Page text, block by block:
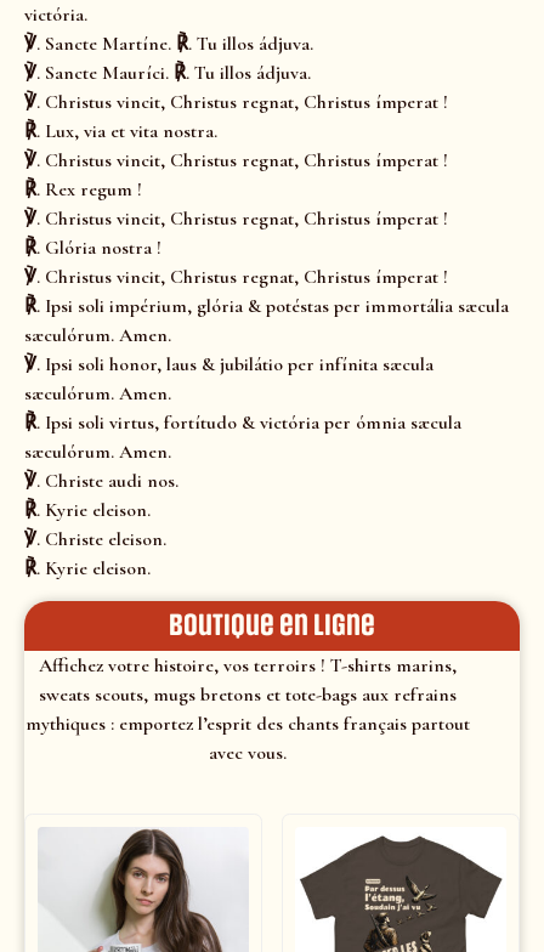
victória.
℣. Sancte Martíne. ℟. Tu illos ádjuva.
℣. Sancte Mauríci. ℟. Tu illos ádjuva.
℣. Christus vincit, Christus regnat, Christus ímperat !
℟. Lux, via et vita nostra.
℣. Christus vincit, Christus regnat, Christus ímperat !
℟. Rex regum !
℣. Christus vincit, Christus regnat, Christus ímperat !
℟. Glória nostra !
℣. Christus vincit, Christus regnat, Christus ímperat !
℟. Ipsi soli impérium, glória & potéstas per immortália sæcula
sæculórum. Amen.
℣. Ipsi soli honor, laus & jubilátio per infínita sæcula
sæculórum. Amen.
℟. Ipsi soli virtus, fortítudo & victória per ómnia sæcula
sæculórum. Amen.
℣. Christe audi nos.
℟. Kyrie eleison.
℣. Christe eleison.
℟. Kyrie eleison.
Boutique en ligne
Affichez votre histoire, vos terroirs ! T-shirts marins,
sweats scouts, mugs bretons et tote-bags aux refrains
mythiques : emportez l’esprit des chants français partout
avec vous.